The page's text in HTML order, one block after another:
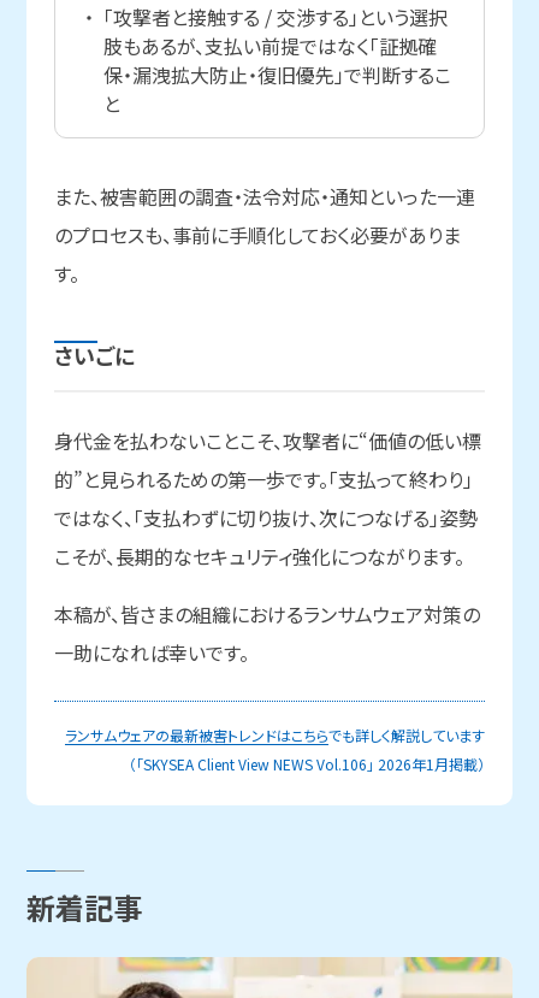
「攻撃者と接触する / 交渉する」という選択
肢もあるが、支払い前提ではなく「証拠確
保・漏洩拡大防止・復旧優先」で判断するこ
と
また、被害範囲の調査・法令対応・通知といった一連
のプロセスも、事前に手順化しておく必要がありま
す。
さいごに
身代金を払わないことこそ、攻撃者に“価値の低い標
的”と見られるための第一歩です。「支払って終わり」
ではなく、「支払わずに切り抜け、次につなげる」姿勢
こそが、長期的なセキュリティ強化につながります。
本稿が、皆さまの組織におけるランサムウェア対策の
一助になれば幸いです。
ランサムウェアの最新被害トレンドはこちらでも詳しく解説しています
（「SKYSEA Client View NEWS Vol.106」 2026年1月掲載）
新着記事